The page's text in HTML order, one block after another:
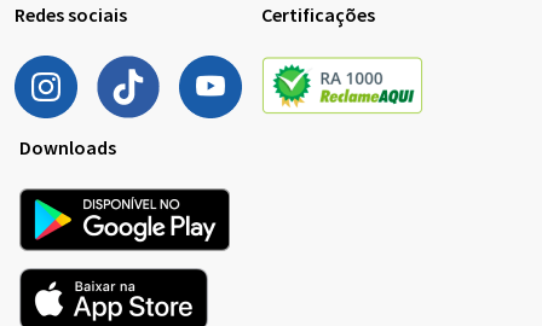
Redes sociais Certificações
Downloads